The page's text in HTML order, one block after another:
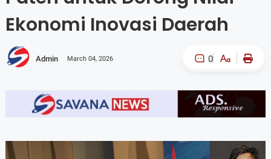
Ekonomi Inovasi Daerah
Admin March 04, 2026 0
A- A+